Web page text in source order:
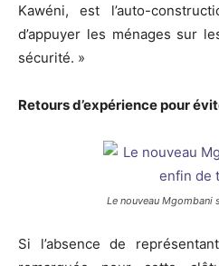
Kawéni, est l’auto-
d’appuyer les ménages sur
sécurité. »
Retours d’expérience pour
Le nouveau Mgombani
Si l’absence de